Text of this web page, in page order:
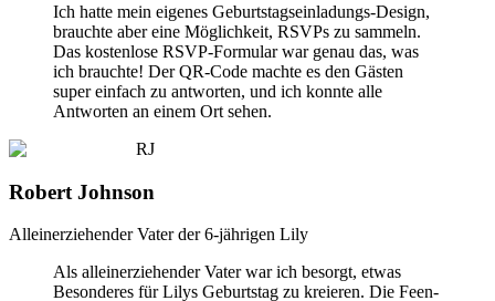
Ich hatte mein eigenes Geburtstagseinladungs-Design,
brauchte aber eine Möglichkeit, RSVPs zu sammeln.
Das kostenlose RSVP-Formular war genau das, was
ich brauchte! Der QR-Code machte es den Gästen
super einfach zu antworten, und ich konnte alle
Antworten an einem Ort sehen.
RJ
Robert Johnson
Alleinerziehender Vater der 6-jährigen Lily
Als alleinerziehender Vater war ich besorgt, etwas
Besonderes für Lilys Geburtstag zu kreieren. Die Feen-